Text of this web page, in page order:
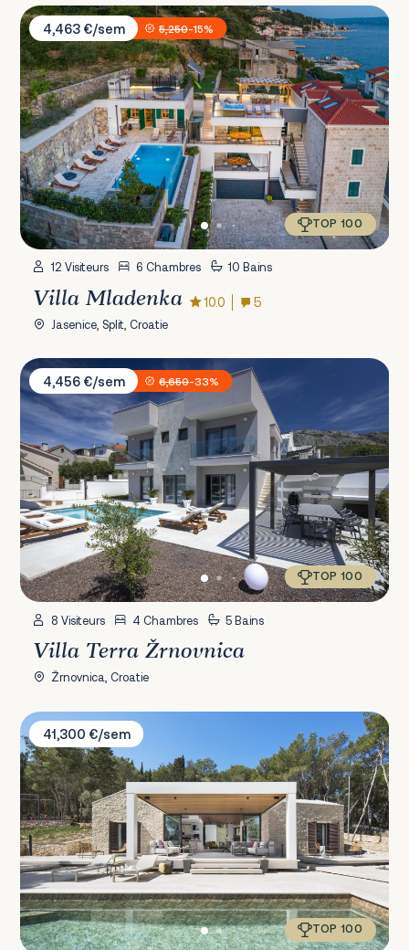
Villa Mladenka
4,463 €/sem
5,250-15%
TOP 100
12 Visiteurs 6 Chambres 10 Bains
Villa Mladenka 10.0 5
Jasenice, Split, Croatie
Villa Terra Žrnovnica
4,456 €/sem
6,650-33%
TOP 100
8 Visiteurs 4 Chambres 5 Bains
Villa Terra Žrnovnica
Žrnovnica, Croatie
Villa Vale Estate
41,300 €/sem
TOP 100